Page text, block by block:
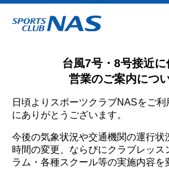
台風7号・8号接近に
営業のご案内につ
日頃よりスポーツクラブNASをご
にありがとうございます。
今後の気象状況や交通機関の運行状
時間の変更、ならびにクラブレッス
ラム・各種スクール等の実施内容を